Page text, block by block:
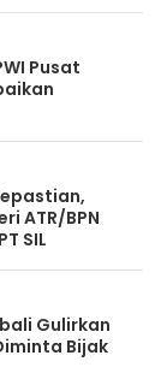
Pusat
ATR/BPN
SIL
Gulirkan
Bijak